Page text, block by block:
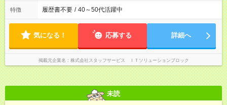
特徴 履歴書不要 / 40～50代活躍中
気になる！ 応募する 詳細へ
掲載元企業名 株式会社スタッフサービス ＩＴソリューションブロック
未読